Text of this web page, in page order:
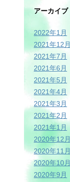
アーカイブ
2022年1月
2021年12月
2021年7月
2021年6月
2021年5月
2021年4月
2021年3月
2021年2月
2021年1月
2020年12月
2020年11月
2020年10月
2020年9月